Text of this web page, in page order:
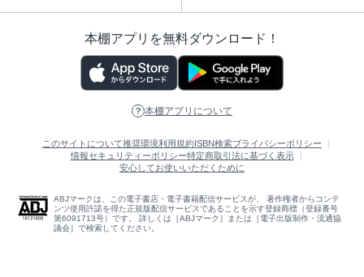
本棚アプリを無料ダウンロード！
本棚アプリについて
このサイトについて推奨環境利用規約 ISBN検索プライバシーポリシー
情報セキュリティーポリシー特定商取引法に基づく表示
安心してお使いいただくために
ABJマークは、この電子書店・電子書籍配信サービスが、 著作権者からコンテ
ンツ使用許諾を得た正規版配信サービスであることを示す登録商標（登録番号
第6091713号）です。 詳しくは［ABJマーク］または［電子出版制作・流通協
議会］で検索してください。